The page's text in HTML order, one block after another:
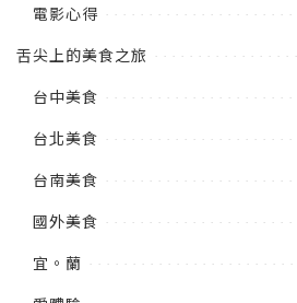
電影心得
舌尖上的美食之旅
台中美食
台北美食
台南美食
國外美食
宜。蘭